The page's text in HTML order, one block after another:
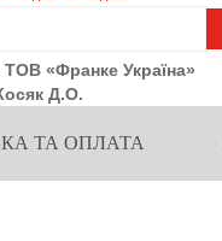
«Франке Україна»
Д.О.
ТА ОПЛАТА